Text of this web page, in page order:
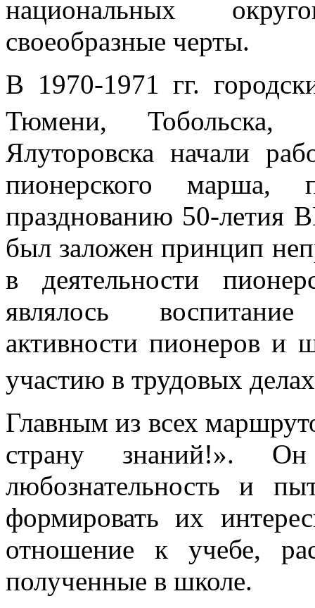
национальных
своеобразные черты.
В 1970-1971 гг.
Тюмени, Тобольска,
Ялуторовска начали
пионерского марша,
празднованию 50-летия
был заложен принцип
в деятельности
являлось воспитание
активности пионеров и
участию в трудовых
Главным из всех
страну знаний!». Он
любознательность и
формировать их
отношение к учебе,
полученные в школе.